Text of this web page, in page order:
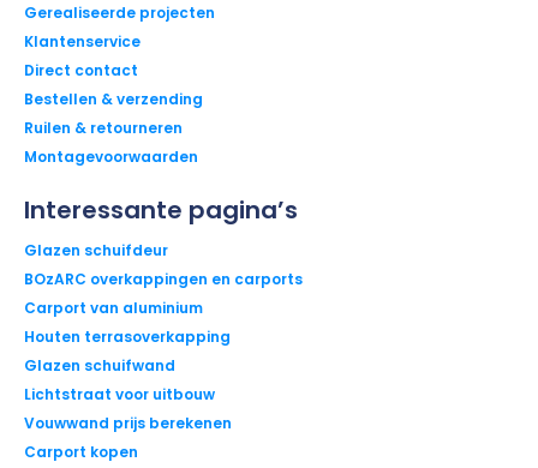
Interessante pagina’s
Glazen schuifdeur
BOzARC overkappingen en carports
Carport van aluminium
Houten terrasoverkapping
Glazen schuifwand
Lichtstraat voor uitbouw
Vouwwand prijs berekenen
Carport kopen
Gerealiseerde projecten
Klantenservice
Direct contact
Bestellen & verzending
Ruilen & retourneren
Montagevoorwaarden